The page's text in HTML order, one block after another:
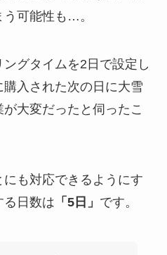
可能性も…。
グタイムを2日で設定し
入された次の日に大雪
大変だったと伺ったこ
も対応できるようにす
る日数は 「5日」 です。